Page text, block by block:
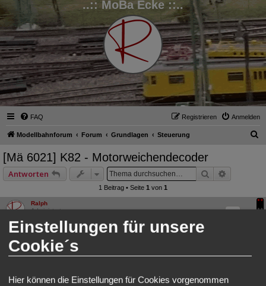
..:: MoBa Ecke ::..
FAQ Anmelden
Registrieren
Modellbahnforum Forum Grundlagen Steuerung
[Mä 6021] K82 - Motorweichendecoder
Antworten Suche
1 Beitrag • Seite 1 von 1
Ralph
Administrator
[Mä 6021] K82 - Motorweichendecoder
t
Hallo liebes Forum,
Einstellungen für unsere
Cookie´s
Hier können die Einstellungen für Cookies vorgenommen